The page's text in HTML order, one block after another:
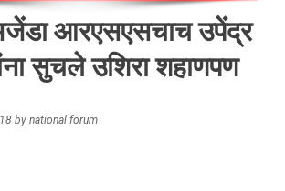
आरएसएसचाच उपेंद्र
सुचले उशिरा शहाणपण
by national forum